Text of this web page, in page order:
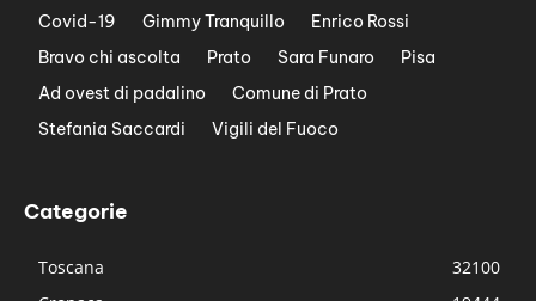
Covid-19
Gimmy Tranquillo
Enrico Rossi
Bravo chi ascolta
Prato Sara Funaro
Pisa
Ad ovest di padalino
Comune di Prato
Stefania Saccardi
Vigili del Fuoco
Categorie
Toscana
32100